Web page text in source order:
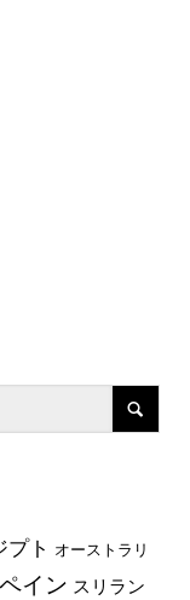
プト オーストラリ
イン スリラン